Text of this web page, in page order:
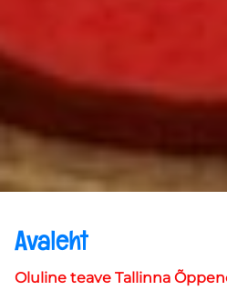
Avaleht
Oluline teave Tallinna